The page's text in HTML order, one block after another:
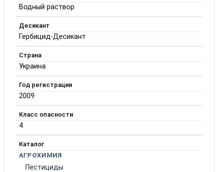
Водный раствор
Десикант
Гербицид-Десикант
Страна
Украина
Год регистрации
2009
Класс опасности
4
Каталог
АГРОХИМИЯ
Пестициды